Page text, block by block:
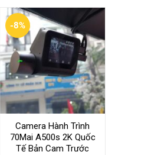
-8%
Camera Hành Trình
70Mai A500s 2K Quốc
Tế Bản Cam Trước